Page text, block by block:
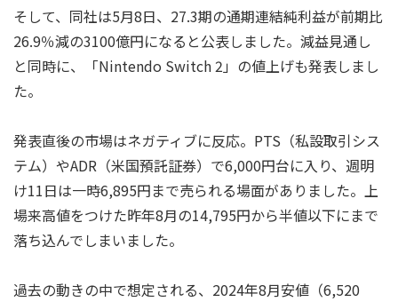
そして、同社は5月8日、27.3期の通期連結純利益が前期比
26.9％減の3100億円になると公表しました。減益見通し
と同時に、「Nintendo Switch 2」の値上げも発表しまし
た。
発表直後の市場はネガティブに反応。PTS（私設取引シス
テム）やADR（米国預託証券）で6,000円台に入り、週明
け11日は一時6,895円まで売られる場面がありました。上
場来高値をつけた昨年8月の14,795円から半値以下にまで
落ち込んでしまいました。
過去の動きの中で想定される、2024年8月安値（6,520